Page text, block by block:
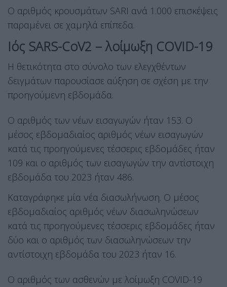
Ο αριθμός κρουσμάτων SARI ανά 1.000 επισκέψεις
παραμένει σε χαμηλά επίπεδα.
Ιός SARS-CoV2 – λοίμωξη COVID-19
Η θετικότητα στο σύνολο των ελεγχθέντων
δειγμάτων παρουσίασε αύξηση σε σχέση με την
προηγούμενη εβδομάδα.
Ο αριθμός των νέων εισαγωγών ήταν 153. Ο
μέσος εβδομαδιαίος αριθμός νέων εισαγωγών
κατά τις προηγούμενες τέσσερις εβδομάδες ήταν
109 και ο αριθμός των εισαγωγών την αντίστοιχη
εβδομάδα του 2023 ήταν 486.
Καταγράφηκε μία νέα διασωλήνωση. Ο μέσος
εβδομαδιαίος αριθμός νέων διασωληνώσεων
κατά τις προηγούμενες τέσσερις εβδομάδες ήταν
δύο και ο αριθμός των διασωληνώσεων την
αντίστοιχη εβδομάδα του 2023 ήταν 16.
Ο αριθμός των ασθενών με λοίμωξη COVID-19